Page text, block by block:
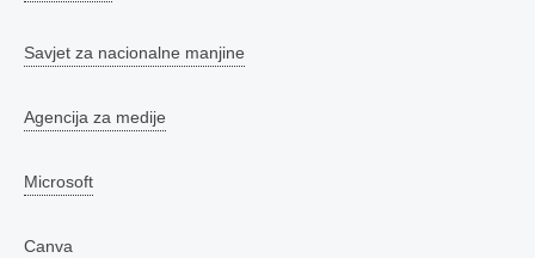
Savjet za nacionalne manjine
Agencija za medije
Microsoft
Canva